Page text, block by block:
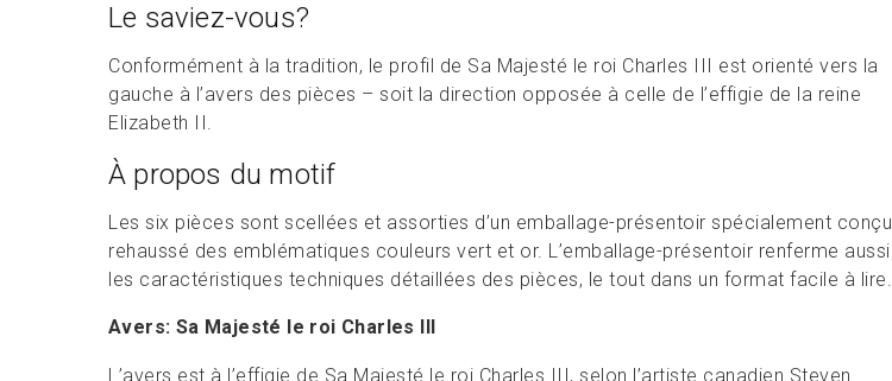
Le saviez-vous?
Conformément à la tradition, le profil de Sa Majesté le roi Charles III est orienté vers la
gauche à l’avers des pièces – soit la direction opposée à celle de l’effigie de la reine
Elizabeth II.
À propos du motif
Les six pièces sont scellées et assorties d’un emballage-présentoir spécialement conçu
rehaussé des emblématiques couleurs vert et or. L’emballage-présentoir renferme aussi
les caractéristiques techniques détaillées des pièces, le tout dans un format facile à lire.
Avers: Sa Majesté le roi Charles III
L’avers est à l’effigie de Sa Majesté le roi Charles III, selon l’artiste canadien Steven